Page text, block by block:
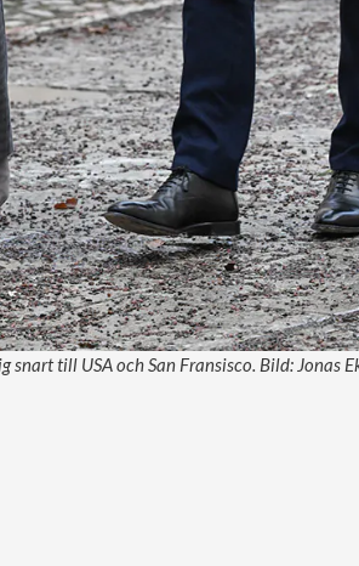
snart till USA och San Fransisco. Bild: Jonas